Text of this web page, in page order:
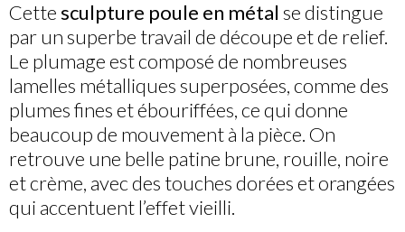
Cettesculpture poule en métal se distingue
par un superbe travail de découpe et de relief.
Le plumage est composé de nombreuses
lamelles métalliques superposées, comme des
plumes fines et ébouriffées, ce qui donne
beaucoup de mouvement à la pièce. On
retrouve une belle patine brune, rouille, noire
et crème, avec des touches dorées et orangées
qui accentuent l’effet vieilli.